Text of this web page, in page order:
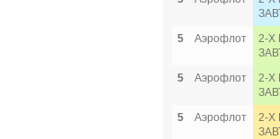
5
Аэрофлот
2-Х
5
Аэрофлот
2-Х
5
Аэрофлот
2-Х